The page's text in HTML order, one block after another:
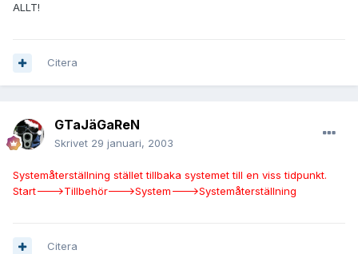
ALLT!
Citera
GTaJäGaReN
Skrivet 29 januari, 2003
Systemåterställning stället tillbaka systemet till en viss tidpunkt.
Start--->Tillbehör--->System--->Systemåterställning
Citera